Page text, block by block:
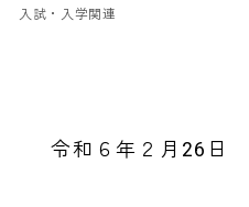
入試・入学関連
令和６年２月26日